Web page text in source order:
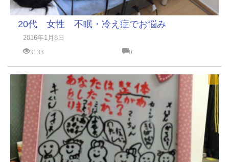
20代 女性 不眠・冷え症でお悩み
2016年1月8日
3133
0